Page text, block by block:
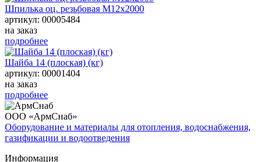
Шпилька оц. резьбовая М12х2000
артикул: 00005484
на заказ
подробнее
Шайба 14 (плоская) (кг)
артикул: 00001404
на заказ
подробнее
ООО «АрмСнаб»
Оборудование и материалы для отопления, водоснабжения,
газификации и водоотведения
Информация